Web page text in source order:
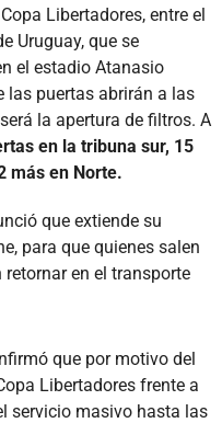
Libertadores, entre el
Uruguay, que se
el estadio Atanasio
las puertas abrirán a las
la apertura de filtros. A
en la tribuna sur, 15
más en Norte.
que extiende su
para que quienes salen
en el transporte
que por motivo del
Libertadores frente a
servicio masivo hasta las